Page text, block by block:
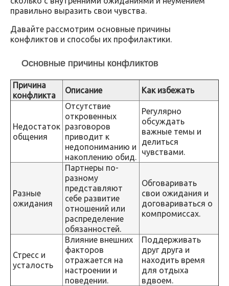
правильно выразить свои чувства.
Давайте рассмотрим основные причины
конфликтов и способы их профилактики.
Основные причины конфликтов
Причина
конфликта
Описание Как избежать
Недостаток
общения
Отсутствие
откровенных
разговоров
приводит к
недопониманию и
накоплению обид.
Регулярно
обсуждать
важные темы и
делиться
чувствами.
Разные
ожидания
Партнеры по-
разному
представляют
себе развитие
отношений или
распределение
обязанностей.
Обговаривать
свои ожидания и
договариваться о
компромиссах.
Стресс и
усталость
Влияние внешних
факторов
отражается на
настроении и
поведении.
Поддерживать
друг друга и
находить время
для отдыха
вдвоем.